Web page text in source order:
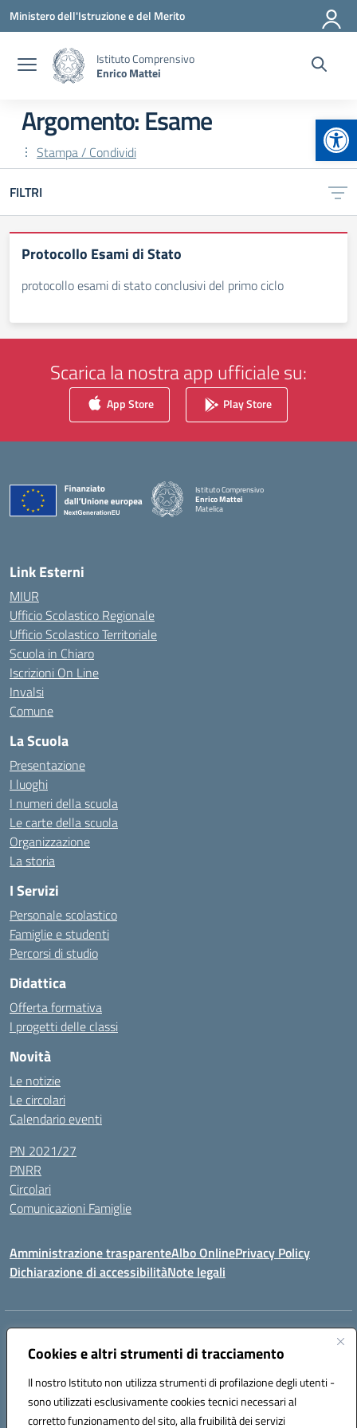
Cookies e altri strumenti di tracciamento
Il nostro Istituto non utilizza strumenti di profilazione degli utenti -
sono utilizzati esclusivamente cookies tecnici necessari al
corretto funzionamento del sito, alla fruibilità dei servizi
Vai ai contenuti
Vai al menu di navigazione
Vai al footer
Ministero dell'Istruzione e del Merito
Istituto Comprensivo
Enrico Mattei
Argomento: Esame
Stampa / Condividi
FILTRI
Protocollo Esami di Stato
protocollo esami di stato conclusivi del primo ciclo
Scarica la nostra app ufficiale su:
App Store Play Store
Istituto Comprensivo
Enrico Mattei
Matelica
Link Esterni
MIUR
Ufficio Scolastico Regionale
Ufficio Scolastico Territoriale
Scuola in Chiaro
Iscrizioni On Line
Invalsi
Comune
La Scuola
Presentazione
I luoghi
I numeri della scuola
Le carte della scuola
Organizzazione
La storia
I Servizi
Personale scolastico
Famiglie e studenti
Percorsi di studio
Didattica
Offerta formativa
I progetti delle classi
Novità
Le notizie
Le circolari
Calendario eventi
PN 2021/27
PNRR
Circolari
Comunicazioni Famiglie
Amministrazione trasparenteAlbo OnlinePrivacy Policy
Dichiarazione di accessibilitàNote legali
Indirizzo:
Centralino:(+39) 0737787634 Email:mcic80700n@istruzione.it
Codice fiscale: 92010940432
Codice meccanografico:
MCIC80700N